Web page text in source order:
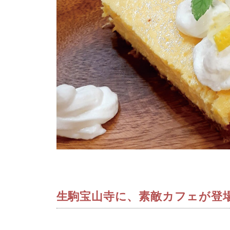
生駒宝山寺に、素敵カフェが登